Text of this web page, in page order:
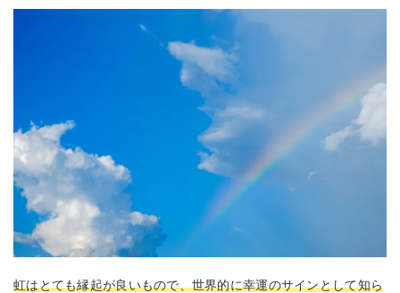
虹はとても縁起が良いもので、世界的に幸運のサインとして知ら